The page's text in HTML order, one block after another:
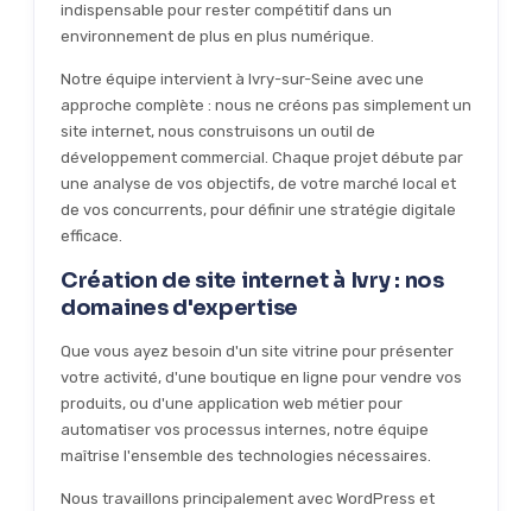
indispensable pour rester compétitif dans un
environnement de plus en plus numérique.
Notre équipe intervient à Ivry-sur-Seine avec une
approche complète : nous ne créons pas simplement un
site internet, nous construisons un outil de
développement commercial. Chaque projet débute par
une analyse de vos objectifs, de votre marché local et
de vos concurrents, pour définir une stratégie digitale
efficace.
Création de site internet à Ivry : nos
domaines d'expertise
Que vous ayez besoin d'un site vitrine pour présenter
votre activité, d'une boutique en ligne pour vendre vos
produits, ou d'une application web métier pour
automatiser vos processus internes, notre équipe
maîtrise l'ensemble des technologies nécessaires.
Nous travaillons principalement avec WordPress et